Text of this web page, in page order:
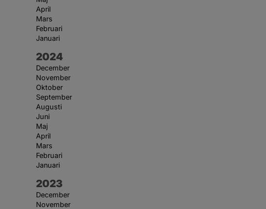
April
Mars
Februari
Januari
År:
2024
December
November
Oktober
September
Augusti
Juni
Maj
April
Mars
Februari
Januari
År:
2023
December
November